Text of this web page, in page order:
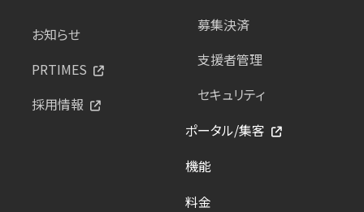
お知らせ
PRTIMES
採用情報
募集決済
支援者管理
セキュリティ
ポータル/集客
機能
料金